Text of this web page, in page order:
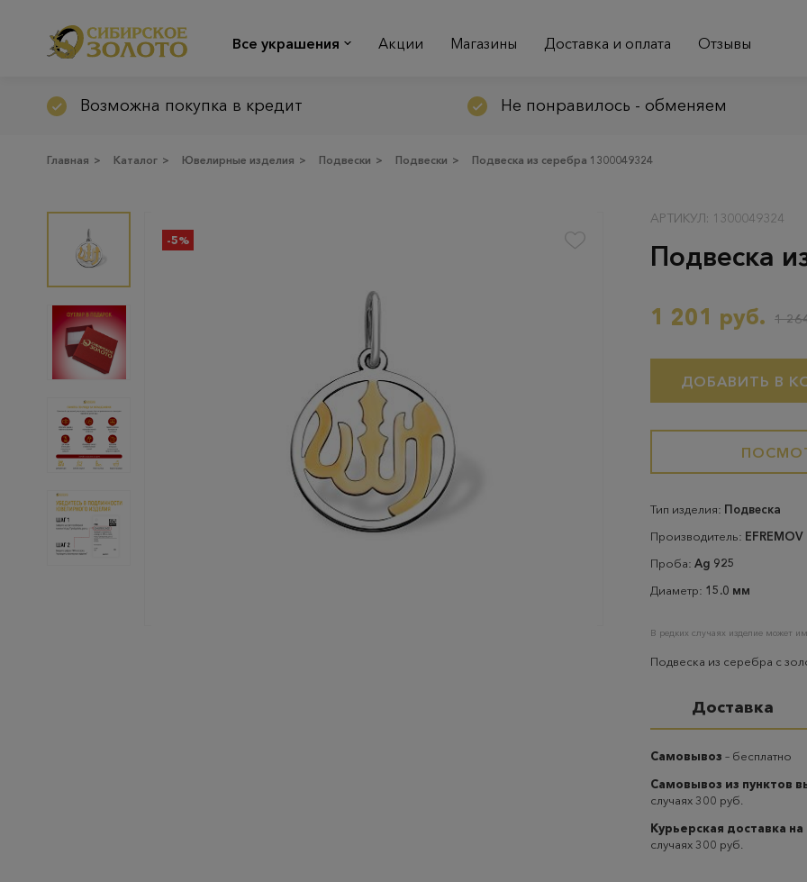
Все украшения Акции Магазины Доставка и оплата Отзывы
Возможна покупка в кредит Не понравилось - обменяем
Главная > Каталог > Ювелирные изделия > Подвески > Подвески > Подвеска из серебра 1300049324
-5%
АРТИКУЛ: 1300049324
Подвеска
1 201 руб. 1
ДОБАВИТЬ В
Тип изделия: Подвеска
Производитель: EFREMOV
Проба: Ag 925
Диаметр: 15.0 мм
В редких случаях изделие может
Подвеска из серебра с
Доставка
Самовывоз – бесплатно
Самовывоз из пунктов
случаях 300 руб.
Курьерская доставка
случаях 300 руб.